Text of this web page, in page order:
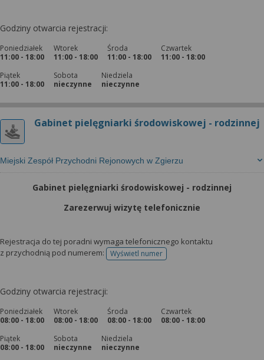
Godziny otwarcia rejestracji:
Poniedziałek
11:00 - 18:00
Wtorek
11:00 - 18:00
Środa
11:00 - 18:00
Czwartek
11:00 - 18:00
Piątek
11:00 - 18:00
Sobota
nieczynne
Niedziela
nieczynne
Gabinet pielęgniarki środowiskowej - rodzinnej
Miejski Zespół Przychodni Rejonowych w Zgierzu
Gabinet pielęgniarki środowiskowej - rodzinnej
Zarezerwuj wizytę telefonicznie
Rejestracja do tej poradni wymaga telefonicznego kontaktu
z przychodnią pod numerem:
Wyświetl numertelefonu do rejestracji
Godziny otwarcia rejestracji:
Poniedziałek
08:00 - 18:00
Wtorek
08:00 - 18:00
Środa
08:00 - 18:00
Czwartek
08:00 - 18:00
Piątek
08:00 - 18:00
Sobota
nieczynne
Niedziela
nieczynne